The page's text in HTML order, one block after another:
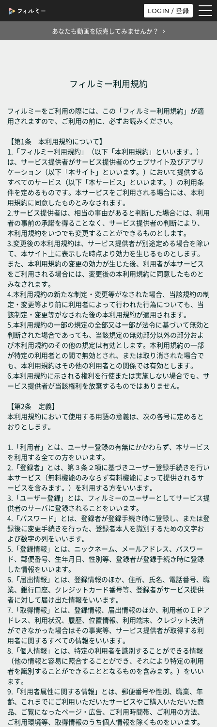
LOGIN / 登録
あなたも動画を販売してみませんか？
フィルミー利用規約
フィルミーをご利用の際には、この「フィルミー利用規約」が適
用されますので、ご利用の前に、必ずお読みください。
【第1条 本利用規約について】
1.「フィルミー利用規約」（以下「本利用規約」といいます。）
は、サービス提供者がサービス提供者のウェブサイト及びアプリ
ケーション（以下「本サイト」といいます。）において提供する
すべてのサービス（以下「本サービス」といいます。）の利用条
件を定めるものです。本サービスをご利用される場合には、本利
用規約に同意したものとみなされます。
2.サービス提供者は、相当の事由があると判断した場合には、利用
者の事前の承諾を得ることなく、サービス提供者の判断により、
本利用規約をいつでも変更することができるものとします。
3.変更後の本利用規約は、サービス提供者が別途定める場合を除い
て、本サイト上に表示した時点より効力を生じるものとします。
また、本利用規約の変更の効力が生じた後、利用者が本サービス
をご利用される場合には、変更後の本利用規約に同意したものと
みなされます。
4.本利用規約の新たな制定・変更等がなされた場合、当該規約の制
定・変更等より前に利用者によって行われた行為についても、当
該制定・変更等がなされた後の本利用規約が適用されます。
5.本利用規約の一部の規定の全部又は一部が法令に基づいて無効と
判断された場合であっても、当該規定の無効部分以外の部分およ
び本利用規約のその他の規定は有効とします。本利用規約の一部
が特定の利用者との間で無効とされ、または取り消された場合で
も、本利用規約はその他の利用者との関係では有効とします。
6.本利用規約に示される権利を行使または実施しない場合でも、サ
ービス提供者が当該権利を放棄するものではありません。
【第2条 定義】
本利用規約において使用する用語の意義は、次の各号に定めると
おりとします。
1.「利用者」とは、ユーザー登録の有無にかかわらず、本サービス
を利用する全ての方をいいます。
2.「登録者」とは、第３条２項に基づきユーザー登録手続きを行い
本サービス（無料機能のみならず有料機能によって提供されるサ
ービスを含みます。）を利用する方をいいます。
3.「ユーザー登録」とは、フィルミーのユーザーとしてサービス提
供者のサーバに登録されることをいいます。
4.「パスワード」とは、登録者が登録手続き時に登録し、または登
録後に変更手続きを行った、登録者本人を識別するための文字お
よび数字の列をいいます。
5.「登録情報」とは、ニックネーム、メールアドレス、パスワー
ド、郵便番号、生年月日、性別等、登録者が登録手続き時に登録
した情報をいいます。
6.「届出情報」とは、登録情報のほか、住所、氏名、電話番号、職
業、銀行口座、クレジットカード番号等、登録者がサービス提供
者に対して届け出た情報をいいます。
7.「取得情報」とは、登録情報、届出情報のほか、利用者のＩＰア
ドレス、利用状況、履歴、位置情報、利用端末、クレジット決済
ができなかった場合はその事実等、サービス提供者が取得する利
用者に関するすべての情報をいいます。
8.「個人情報」とは、特定の利用者を識別することができる情報
（他の情報と容易に照合することができ、それにより特定の利用
者を識別することができることとなるものを含みます。）をいい
ます。
9.「利用者属性に関する情報」とは、郵便番号や性別、職業、年
齢、これまでにご利用いただいたサービスやご購入いただいた商
品、ご覧になったページ・広告、ご利用時間帯、ご利用の方法、
ご利用環境等、取得情報のうち個人情報を除くものをいいます。